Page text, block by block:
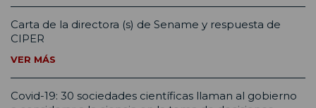
Carta de la directora (s) de Sename y respuesta de
CIPER
VER MÁS
Covid-19: 30 sociedades científicas llaman al gobierno